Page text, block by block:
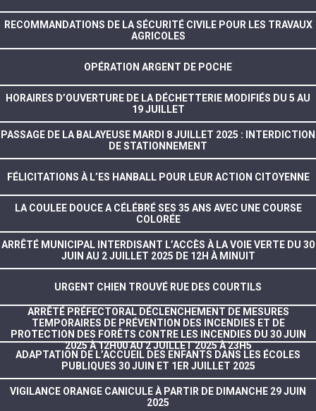
RECOMMANDATIONS DE LA SÉCURITÉ CIVILE POUR LES TRAVAUX
AGRICOLES
OPÉRATION ARGENT DE POCHE
HORAIRES D’OUVERTURE DE LA DÉCHETTERIE MODIFIÉS DU 5 AU
19 JUILLET
PASSAGE DE LA BALAYEUSE MARDI 8 JUILLET 2025 : INTERDICTION
DE STATIONNEMENT
FÉLICITATIONS À L’ES HANBALL POUR LEUR ACTION CITOYENNE
LA COULEE DOUCE A CÉLÉBRÉ SES 35 ANS AVEC UNE COURSE
COLORÉE
ARRÊTÉ MUNICIPAL INTERDISANT L’ACCÈS À LA VOIE VERTE DU 30
JUIN AU 2 JUILLET 2025 DE 12H À MINUIT
URGENT CHIEN TROUVÉ RUE DES COURTILS
ARRÊTÉ PRÉFECTORAL DÉCLENCHEMENT DE MESURES
TEMPORAIRES DE PRÉVENTION DES INCENDIES ET DE
PROTECTION DES FORÊTS CONTRE LES INCENDIES DU 30 JUIN
2025 À 12H00 AU 2 JUILLET 2025 À 23H5
ADAPTATION DE L’ACCUEIL DES ENFANTS DANS LES ÉCOLES
PUBLIQUES 30 JUIN ET 1ER JUILLET 2025
VIGILANCE ORANGE CANICULE À PARTIR DE DIMANCHE 29 JUIN
2025